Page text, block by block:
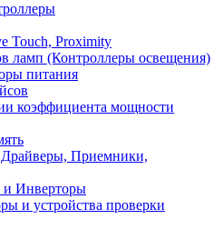
Touch, Proximity
ламп (Контроллеры освещения)
питания
коэффициента мощности
Приемники,
и Инверторы
и устройства проверки